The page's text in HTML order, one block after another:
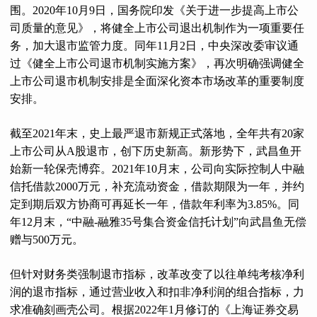
围。2020年10月9日，国务院印发《关于进一步提高上市公
司质量的意见》，将健全上市公司退出机制作为一项重要任
务，加大退市监管力度。同年11月2日，中央深改委审议通
过《健全上市公司退市机制实施方案》，再次明确强调健全
上市公司退市机制安排是全面深化资本市场改革的重要制度
安排。
截至2021年末，史上最严退市新规正式落地，全年共有20家
上市公司从A股退市，创下历史新高。新形势下，武昌鱼开
始新一轮保壳博弈。2021年10月末，公司向实际控制人中融
信托借款2000万元，补充流动资金，借款期限为一年，并约
定到期后双方协商可再延长一年，借款年利率为3.85%。同
年12月末，“中融-融雅35号集合资金信托计划”向武昌鱼无偿
赠与500万元。
但针对财务类强制退市指标，改革改变了以往单纯考核净利
润的退市指标，通过营业收入和扣非净利润的组合指标，力
求准确刻画壳公司。根据2022年1月修订的《上海证券交易